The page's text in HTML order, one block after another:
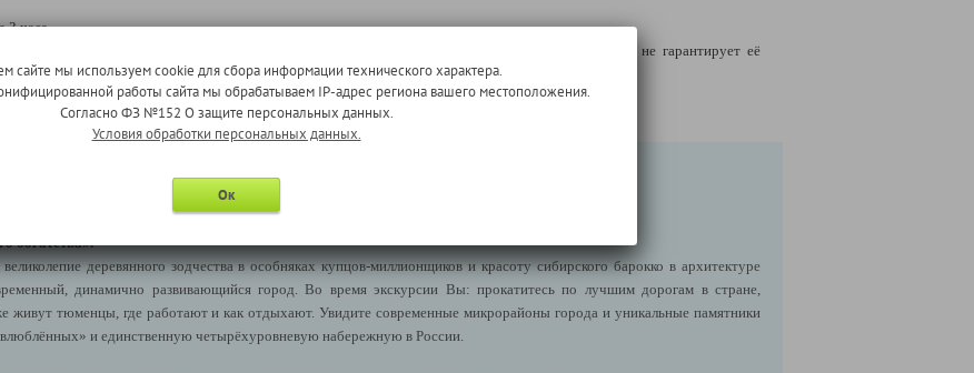
3 часа.
необходимо производить заранее, т.е. до начала тура. В противном случае Туроператор не гарантирует её
увеличена на 200 рублей.
состоится при наборе группы от 10 человек.
богатства
богатства».
деревянного зодчества в особняках купцов-миллионщиков и красоту сибирского барокко в архитектуре
динамично развивающийся город.Во время экскурсии Вы:прокатитесь по лучшим дорогам в стране,
живут тюменцы, где работают и как отдыхают. Увидите современные микрорайоны города и уникальные памятники
влюблённых» и единственную четырёхуровневую набережную в России.
сайте мы используем cookie для сбора информации технического характера.
работы сайта мы обрабатываем IP-адрес региона вашего местоположения.
Согласно ФЗ №152 О защите персональных данных.
Условия обработки персональных данных.
Ок